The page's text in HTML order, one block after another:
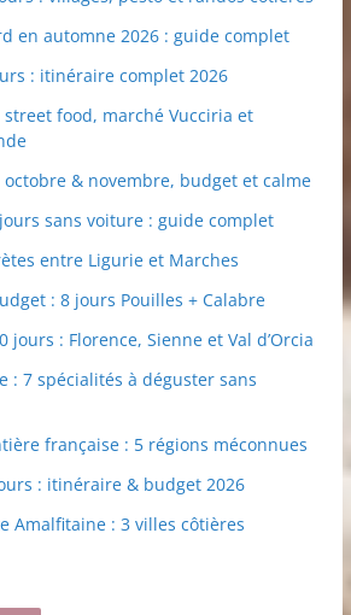
en automne 2026 : guide complet
: itinéraire complet 2026
food, marché Vucciria et
octobre & novembre, budget et calme
sans voiture : guide complet
entre Ligurie et Marches
: 8 jours Pouilles + Calabre
jours : Florence, Sienne et Val d’Orcia
: 7 spécialités à déguster sans
française : 5 régions méconnues
: itinéraire & budget 2026
Amalfitaine : 3 villes côtières